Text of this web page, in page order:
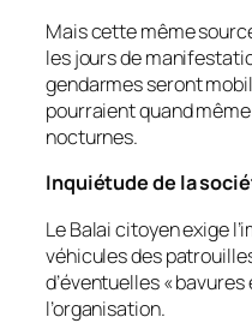
Mais cette même
les jours de
gendarmes seront
pourraient quand
nocturnes.
Inquiétude de la
Le Balai citoyen exige
véhicules des
d’éventuelles «bavures
l’organisation.